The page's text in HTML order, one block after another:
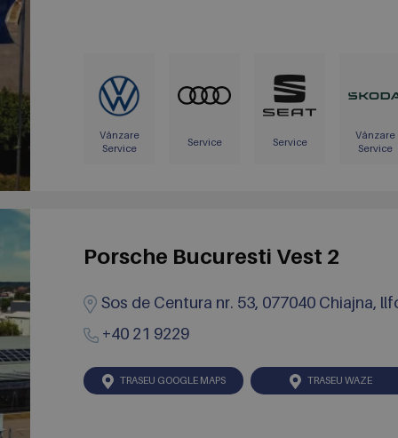
Vânzare
Service
Service Service
Vânzare
Service
Porsche Bucuresti Vest 2
Sos de Centura nr. 53, 077040 Chiajna,
+40 21 9229
TRASEU GOOGLE MAPS TRASEU WAZE